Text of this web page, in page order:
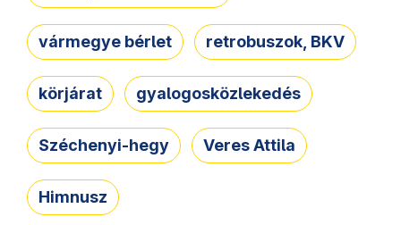
vármegye bérlet retrobuszok, BKV
körjárat gyalogosközlekedés
Széchenyi-hegy Veres Attila
Himnusz